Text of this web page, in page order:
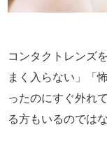
コンタクトレンズ
まく入らない」「
ったのにすぐ外れ
る方もいるのでは